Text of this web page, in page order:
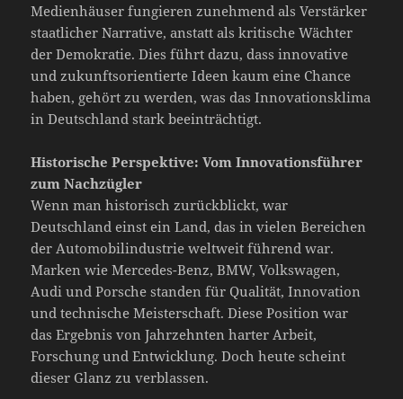
Medienhäuser fungieren zunehmend als Verstärker
staatlicher Narrative, anstatt als kritische Wächter
der Demokratie. Dies führt dazu, dass innovative
und zukunftsorientierte Ideen kaum eine Chance
haben, gehört zu werden, was das Innovationsklima
in Deutschland stark beeinträchtigt.
Historische Perspektive: Vom Innovationsführer
zum Nachzügler
Wenn man historisch zurückblickt, war
Deutschland einst ein Land, das in vielen Bereichen
der Automobilindustrie weltweit führend war.
Marken wie Mercedes-Benz, BMW, Volkswagen,
Audi und Porsche standen für Qualität, Innovation
und technische Meisterschaft. Diese Position war
das Ergebnis von Jahrzehnten harter Arbeit,
Forschung und Entwicklung. Doch heute scheint
dieser Glanz zu verblassen.